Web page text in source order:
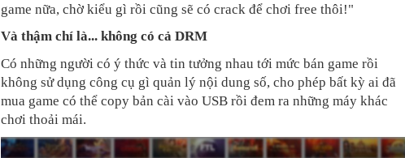
game nữa, chờ kiểu gì rồi cũng sẽ có crack để chơi free thôi!"
Và thậm chí là... không có cả DRM
Có những người có ý thức và tin tưởng nhau tới mức bán game rồi
không sử dụng công cụ gì quản lý nội dung số, cho phép bất kỳ ai đã
mua game có thể copy bản cài vào USB rồi đem ra những máy khác
chơi thoải mái.